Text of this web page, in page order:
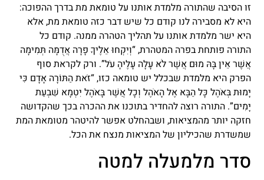
זו הסיבה שהתורה מלמדת אותנו על טומאת מת בדרך ההפוכה:
היא לא מסבירה לנו קודם כל שיש דבר כזה טומאת מת, אלא
היא ישר מלמדת אותנו על תהליך הטהרה ממנה. קודם כל
התורה פותחת בפרה המטהרת, “וְיִקְחוּ אֵלֶיךָ פָרָה אֲדֻמָּה תְּמִימָה
אֲשֶׁר אֵין בָּהּ מוּם אֲשֶׁר לֹא עָלָה עָלֶיהָ עֹל”. ורק לקראת סוף
הפרק היא מלמדת שבכלל יש טומאה כזו, “זֹאת הַתּוֹרָה אָדָם כִּי
יָמוּת בְּאֹהֶל כׇּל הַבָּא אֶל הָאֹהֶל וְכׇל אֲשֶׁר בָּאֹהֶל יִטְמָא שִׁבְעַת
יָמִים”. התורה רוצה להחדיר בתוכנו את ההכרה בכך שהקדושה
חזקה יותר מהמציאות, ושבהחלט אפשר להיטהר מטומאת המת
שמשדרת שהכיליון של המציאות מנצח את הכל.
סדר מלמעלה למטה